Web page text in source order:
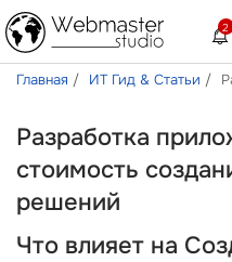
2
Главная ИТ Гид & Статьи
Разработка
стоимость
решений
Что влияет на